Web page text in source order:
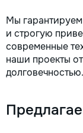
Soluții pentru
Reparații
ideile în
moderne și
noastră –
Мы
и строгую
современные
наши проекты
долговечностью.